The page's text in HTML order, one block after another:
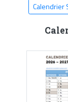
Calendrier